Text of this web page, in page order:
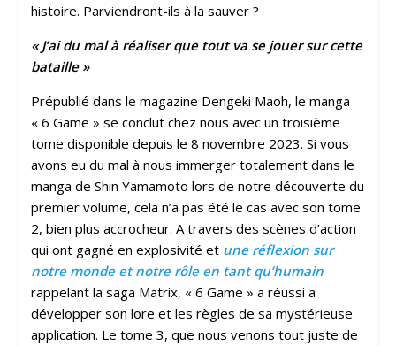
histoire. Parviendront-ils à la sauver ?
« J’ai du mal à réaliser que tout va se jouer sur cette
bataille »
Prépublié dans le magazine Dengeki Maoh, le manga
« 6 Game » se conclut chez nous avec un troisième
tome disponible depuis le 8 novembre 2023. Si vous
avons eu du mal à nous immerger totalement dans le
manga de Shin Yamamoto lors de notre découverte du
premier volume, cela n’a pas été le cas avec son tome
2, bien plus accrocheur. A travers des scènes d’action
qui ont gagné en explosivité et une réflexion sur
notre monde et notre rôle en tant qu’humain
rappelant la saga Matrix, « 6 Game » a réussi a
développer son lore et les règles de sa mystérieuse
application. Le tome 3, que nous venons tout juste de